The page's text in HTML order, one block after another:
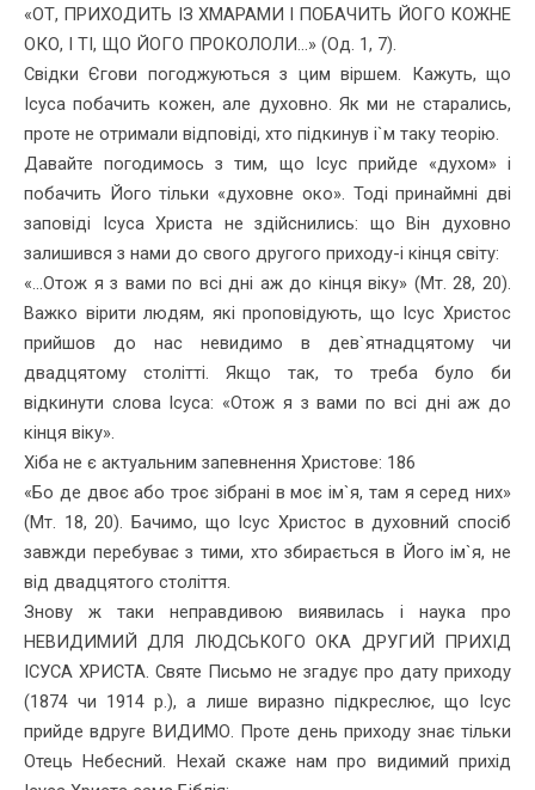
«ОТ, ПРИХОДИТЬ ІЗ ХМАРАМИ І ПОБАЧИТЬ ЙОГО КОЖНЕ
ОКО, І ТІ, ЩО ЙОГО ПРОКОЛОЛИ...» (Од. 1, 7).
Свідки Єгови погоджуються з цим віршем. Кажуть, що
Ісуса по­бачить кожен, але духовно. Як ми не старались,
проте не отримали відповіді, хто підкинув і`м таку теорію.
Давайте погодимось з тим, що Ісус прийде «духом» і
побачить Його тільки «духовне око». Тоді принаймні дві
заповіді Ісуса Христа не здійснились: що Він духовно
залишився з нами до свого другого приходу-і кінця світу:
«...Отож я з вами по всі дні аж до кінця віку» (Мт. 28, 20).
Важко вірити людям, які проповідують, що Ісус Христос
прий­шов до нас невидимо в дев`ятнадцятому чи
двадцятому столітті. Якщо так, то треба було би
відкинути слова Ісуса: «Отож я з вами по всі дні аж до
кінця віку».
Хіба не є актуальним запевнення Христове: 186
«Бо де двоє або троє зібрані в моє ім`я, там я серед них»
(Мт. 18, 20). Бачимо, що Ісус Христос в духовний спосіб
завжди перебуває з тими, хто збирається в Його ім`я, не
від двадцятого століття.
Знову ж таки неправдивою виявилась і наука про
НЕВИДИМИЙ ДЛЯ ЛЮДСЬКОГО ОКА ДРУГИЙ ПРИХІД
ІСУСА ХРИСТА. Святе Письмо не згадує про дату приходу
(1874 чи 1914 р.), а лише виразно підкреслює, що Ісус
прийде вдруге ВИДИМО. Проте день приходу знає тільки
Отець Небесний. Нехай скаже нам про видимий прихід